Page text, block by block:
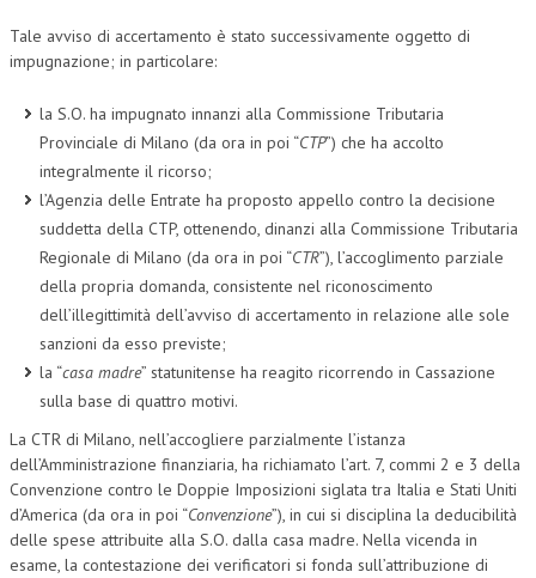
Tale avviso di accertamento è stato successivamente oggetto di
impugnazione; in particolare:
la S.O. ha impugnato innanzi alla Commissione Tributaria
Provinciale di Milano (da ora in poi “CTP”) che ha accolto
integralmente il ricorso;
l’Agenzia delle Entrate ha proposto appello contro la decisione
suddetta della CTP, ottenendo, dinanzi alla Commissione Tributaria
Regionale di Milano (da ora in poi “CTR”), l’accoglimento parziale
della propria domanda, consistente nel riconoscimento
dell’illegittimità dell’avviso di accertamento in relazione alle sole
sanzioni da esso previste;
la “casa madre” statunitense ha reagito ricorrendo in Cassazione
sulla base di quattro motivi.
La CTR di Milano, nell’accogliere parzialmente l’istanza
dell’Amministrazione finanziaria, ha richiamato l’art. 7, commi 2 e 3 della
Convenzione contro le Doppie Imposizioni siglata tra Italia e Stati Uniti
d’America (da ora in poi “Convenzione”), in cui si disciplina la deducibilità
delle spese attribuite alla S.O. dalla casa madre. Nella vicenda in
esame, la contestazione dei verificatori si fonda sull’attribuzione di